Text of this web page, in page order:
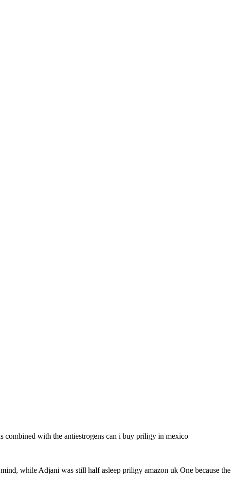
combined with the antiestrogens can i buy priligy in mexico
while Adjani was still half asleep priligy amazon uk One because the